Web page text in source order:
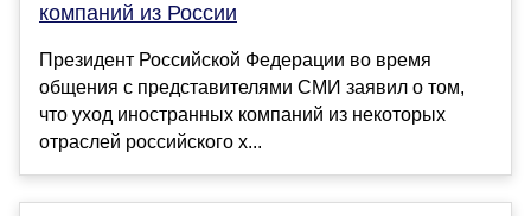
компаний из России
Президент Российской Федерации во время
общения с представителями СМИ заявил о том,
что уход иностранных компаний из некоторых
отраслей российского х...